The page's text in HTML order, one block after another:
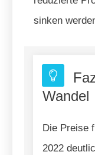
sinken
Wandel
Die Preise
2022